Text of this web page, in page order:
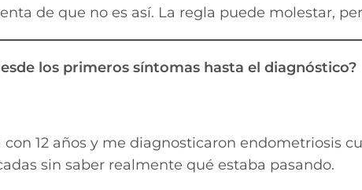
de que no es así. La regla puede molestar,
los primeros síntomas hasta el diagnóstico?
12 años y me diagnosticaron endometriosis
sin saber realmente qué estaba pasando.